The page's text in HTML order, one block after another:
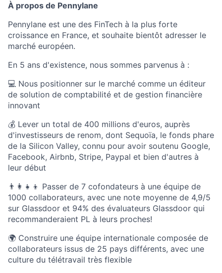
À propos de Pennylane
Pennylane est une des FinTech à la plus forte
croissance en France, et souhaite bientôt adresser le
marché européen.
En 5 ans d'existence, nous sommes parvenus à :
💻 Nous positionner sur le marché comme un éditeur
de solution de comptabilité et de gestion financière
innovant
💰 Lever un total de 400 millions d'euros, auprès
d'investisseurs de renom, dont Sequoïa, le fonds phare
de la Silicon Valley, connu pour avoir soutenu Google,
Facebook, Airbnb, Stripe, Paypal et bien d'autres à
leur début
👨‍👩‍👧‍👦 Passer de 7 cofondateurs à une équipe de
1000 collaborateurs, avec une note moyenne de 4,9/5
sur Glassdoor et 94% des évaluateurs Glassdoor qui
recommanderaient PL à leurs proches!
🌍 Construire une équipe internationale composée de
collaborateurs issus de 25 pays différents, avec une
culture du télétravail très flexible